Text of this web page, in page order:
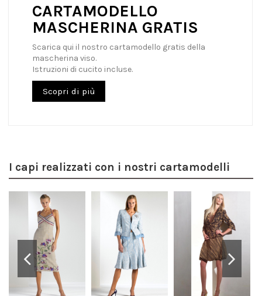
CARTAMODELLO
MASCHERINA GRATIS
Scarica qui il nostro cartamodello gratis della
mascherina viso.
Istruzioni di cucito incluse.
Scopri di più
I capi realizzati con i nostri cartamodelli